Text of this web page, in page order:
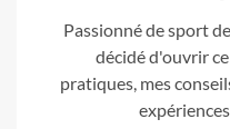
Passionné de sport
décidé d'ouvrir
pratiques, mes